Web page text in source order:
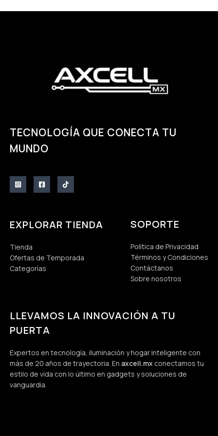
TECNOLOGÍA QUE CONECTA TU
MUNDO
EXPLORAR TIENDA
Tienda
Ofertas de Temporada
Categorías
SOPORTE
Política de Privacidad
Términos y Condiciones
Contáctanos
Sobre nosotros
LLEVAMOS LA INNOVACIÓN A TU
PUERTA
Expertos en tecnología, iluminación y hogar inteligente con
más de 20 años de trayectoria. En axcell.mx conectamos tu
estilo de vida con lo último en gadgets y soluciones de
vanguardia.